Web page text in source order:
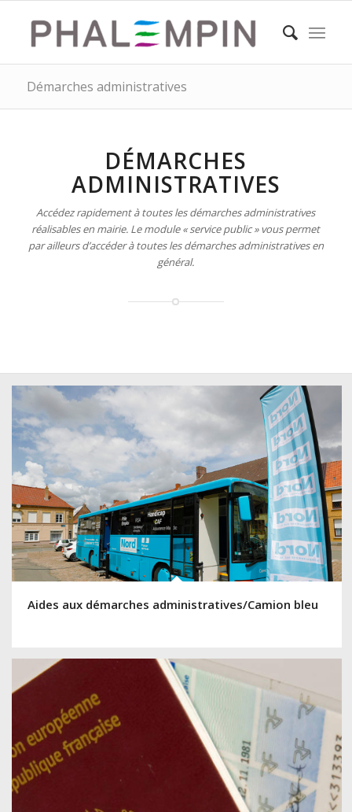
Démarches administratives
DÉMARCHES
ADMINISTRATIVES
Accédez rapidement à toutes les démarches administratives
réalisables en mairie. Le module « service public » vous permet
par ailleurs d’accéder à toutes les démarches administratives en
général.
Aides aux démarches administratives/Camion bleu